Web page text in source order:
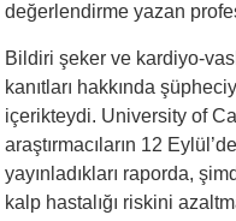
değerlendirme yazan
Bildiri şeker ve kardiyo-
kanıtları hakkında
içerikteydi. University of
araştırmacıların 12
yayınladıkları raporda,
kalp hastalığı riskini